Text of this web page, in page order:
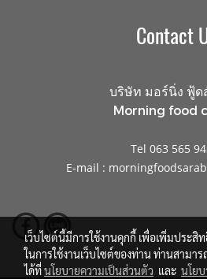
Contact
บริษัท มอร์นิ่ง ฟู้ด
Morning food
Tel 063 565
E-mail :
เว็บไซต์นี้มีการใช้งานคุกกี้ เพื่อเพิ่มประ
ในการใช้งานเว็บไซต์ของท่าน ท่านสามา
ได้ที่นโยบายความเป็นส่วนตัว และ นโย